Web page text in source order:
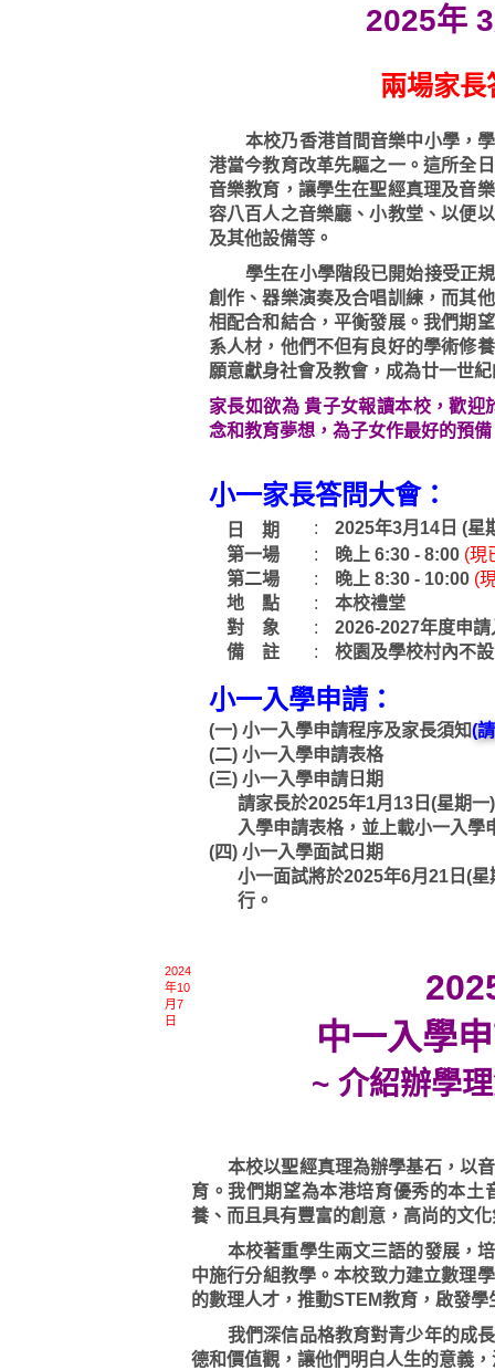
2025年
兩場家長
本校乃香港首間音樂中小學，學
港當今教育改革先驅之一。這所全
音樂教育，讓學生在聖經真理及音
容八百人之音樂廳、小教堂、以便
及其他設備等。
學生在小學階段已開始接受正規
創作、器樂演奏及合唱訓練，而其
相配合和結合，平衡發展。我們期
系人材，他們不但有良好的學術修
願意獻身社會及教會，成為廿一世
家長如欲為 貴子女報讀本校，歡
念和教育夢想，為子女作最好的預備
小一家長答問大會：
日 期 :
2025年3月14日 (星
第一場
: 晚上 6:30 - 8:00 (現
第二場
: 晚上 8:30 - 10:00 (
地 點
:
本校禮堂
對 象
:
2026-2027年度申
備 註
: 校園及學校村內不
小一入學申請：
(一) 小一入學申請程序及家長須知(
(二) 小一入學申請表格
(三) 小一入學申請日期
請家長於2025年1月13日(星期
入學申請表格，並上載小一入學
(四) 小一入學面試日期
小一面試將於2025年6月21日(
行。
2024
年10
月7
日
中一入學
~ 介紹辦學
本校以聖經真理為辦學基石，以音
育。我們期望為本港培育優秀的本土
養、而且具有豐富的創意，高尚的文
本校著重學生兩文三語的發展，培
中施行分組教學。本校致力建立數理
的數理人才，推動STEM教育，啟發
我們深信品格教育對青少年的成長
德和價值觀，讓他們明白人生的意義